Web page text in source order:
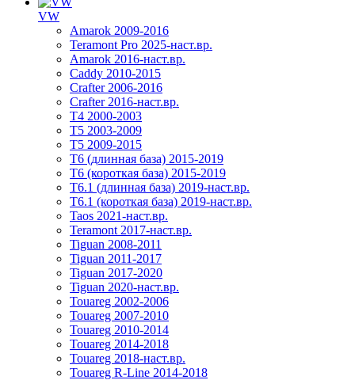
VW
Amarok 2009-2016
Teramont Pro 2025-наст.вр.
Amarok 2016-наст.вр.
Caddy 2010-2015
Crafter 2006-2016
Crafter 2016-наст.вр.
T4 2000-2003
T5 2003-2009
T5 2009-2015
T6 (длинная база) 2015-2019
Т6 (короткая база) 2015-2019
T6.1 (длинная база) 2019-наст.вр.
T6.1 (короткая база) 2019-наст.вр.
Taos 2021-наст.вр.
Teramont 2017-наст.вр.
Tiguan 2008-2011
Tiguan 2011-2017
Tiguan 2017-2020
Tiguan 2020-наст.вр.
Touareg 2002-2006
Touareg 2007-2010
Touareg 2010-2014
Touareg 2014-2018
Touareg 2018-наст.вр.
Touareg R-Line 2014-2018